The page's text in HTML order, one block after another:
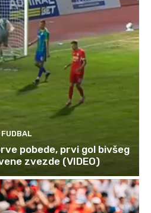
FUDBAL
pobede, prvi gol bivšeg
zvezde (VIDEO)